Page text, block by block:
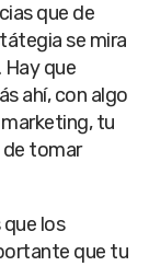
que de
se mira
Hay que
ahí, con algo
tu
de tomar
los
que tu